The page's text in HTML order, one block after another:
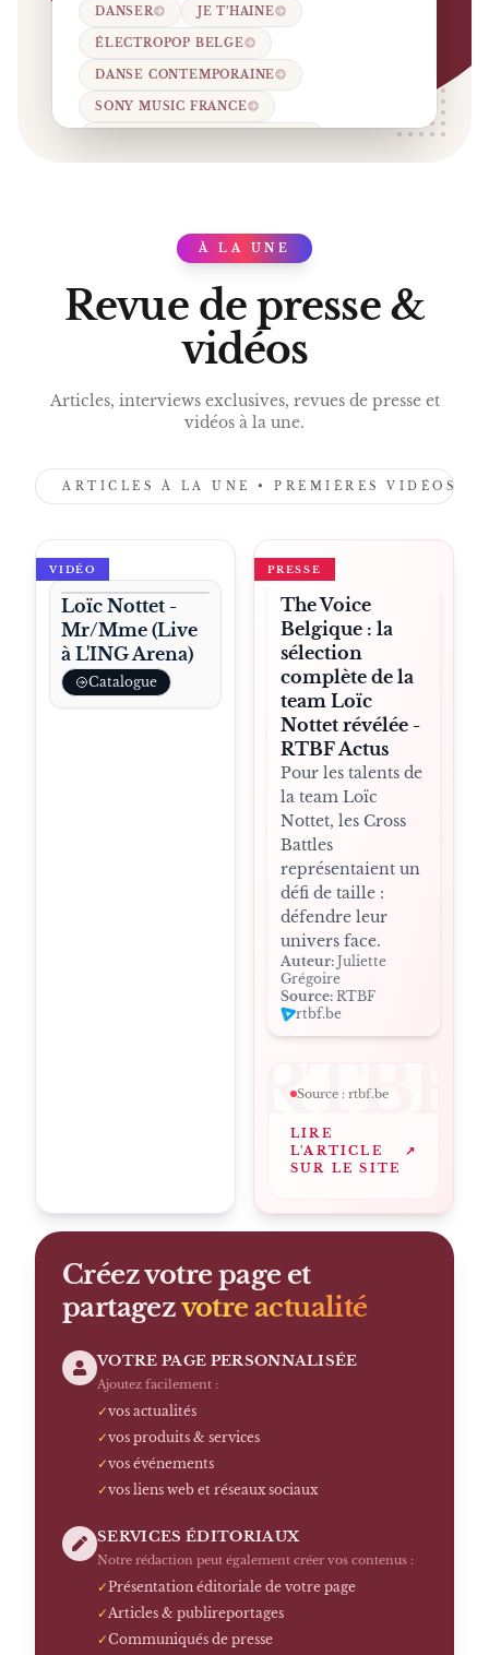
DANSER JE T’HAINE
ÉLECTROPOP BELGE
DANSE CONTEMPORAINE
SONY MUSIC FRANCE
PRESS
À LA UNE
Revue de presse &
vidéos
Articles, interviews exclusives, revues de presse et
vidéos à la une.
ARTICLES À LA UNE • PREMIÈRES VIDÉOS •
VIDÉO
Loïc Nottet -
Mr/Mme (Live
à L'ING Arena)
Catalogue
PRESSE
The Voice
Belgique : la
sélection
complète de la
team Loïc
Nottet révélée -
RTBF Actus
Pour les talents de
la team Loïc
Nottet, les Cross
Battles
représentaient un
défi de taille :
défendre leur
univers face.
Auteur: Juliette
Grégoire
Source: RTBF
rtbf.be
RTBF
Source : rtbf.be
LIRE
L'ARTICLE
SUR LE SITE
↗
Créez votre page et
partagezvotre actualité
VOTRE PAGE PERSONNALISÉE
Ajoutez facilement :
✓vos actualités
✓vos produits & services
✓vos événements
✓vos liens web et réseaux sociaux
SERVICES ÉDITORIAUX
Notre rédaction peut également créer vos contenus :
✓Présentation éditoriale de votre page
✓ Articles & publireportages
✓Communiqués de presse